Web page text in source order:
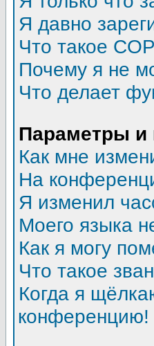
Я давно
Что такое
Почему я не
Что делает
Параметры и
Как мне
На
Я изменил
Моего языка
Как я могу
Что такое
Когда я
конференцию!